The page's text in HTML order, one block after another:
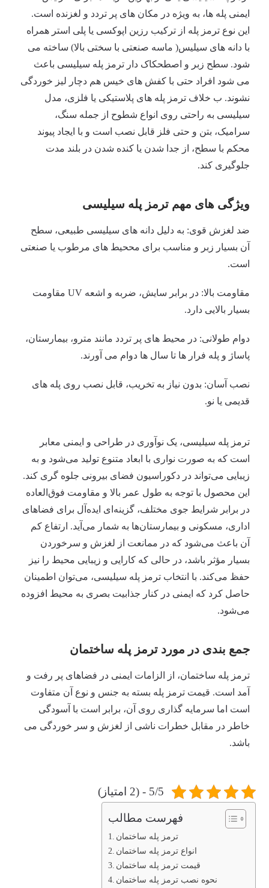
ایمنی پله ها، به ویژه در مکان های پر تردد و لغزنده است.
این نوع ترمز پله از ترکیب رزین اپوکسی یا پلی استر همراه
با دانه های سیلیس( ماسه صنعتی با سختی بالا) ساخته می
شود. سطح زبر و اصطحکاک دار ترمز پله سیلیسی باعث
می شود افراد حتی با کفش های خیس هم دچار لیز خوردگی
نشوند. ب خلاف ترمز پله های پلاستیکی یا فلزی، مدل
سیلیسی به راحتی روی انواع شطوح از جمله سنگ،
سرامیک، بتن و حتی فلز قابل نصب است و با ایجاد پیوند
محکم با سطح، از جدا شدن یا کنده شدن در بلند مدت
جلوگیری کند.
ویژگی های مهم ترمز پله سیلیسی
ضد لغزش قوی: به دلیل دانه های سیلیسی طبیعی، سطح
آن بسیار زبر و مناسب برای مححیط های مرطوب یا صنعتی
است.
مقاومت بالا: در برابر سایش، ضربه و اشعه UV مقاومت
بسیار بالایی دارد.
دوام طولانی: در محیط های پر تردد مانند مترو، بیمارستان،
پاساژ و پله فرار ها تا سال ها دوام می آورند.
نصب آسان: بدون نیاز به تخریب، قابل نصب روی پله های
قدیمی یا نو.
ترمز پله سیلیسی، یک نوآوری در طراحی و ایمنی معابر
است که به صورت نواری با ابعاد متنوع تولید می‌شود و به
زیبایی می‌تواند در دکوراسیون فضای بیرونی جلوه ‌گری کند.
این محصول با توجه به طول عمر بالا و مقاومت فوق‌العاده
در برابر شرایط جوی مختلف، گزینه‌ای ایده‌آل برای فضاهای
اداری، مسکونی و بیمارستان‌ها به شمار می‌آید. ارتفاع کم
آن باعث می‌شود که در ممانعت از لغزش و سرخوردن
بسیار مؤثر باشد، در حالی که کارایی و زیبایی محیط را نیز
حفظ می‌کند. با انتخاب ترمز پله سیلیسی، می‌توان اطمینان
حاصل کرد که ایمنی در کنار جذابیت بصری به محیط افزوده
می‌شود.
جمع بندی در مورد ترمز پله ساختمان
ترمز پله ساختمان، از الزامات ایمنی در فضاهای پر رفت و
آمد است. قیمت ترمز پله بسته به جنس و نوع آن متفاوت
است اما سرمایه گذاری روی آن، برابر است با آسودگی
خاطر در مقابل خطرات ناشی از لغزش و سر خوردگی می
باشد.
5/5 - (2 امتیاز)
فهرست مطالب
ترمز پله ساختمان
انواع ترمز پله ساختمان
قیمت ترمز پله ساختمان
نحوه نصب ترمز پله ساختمان